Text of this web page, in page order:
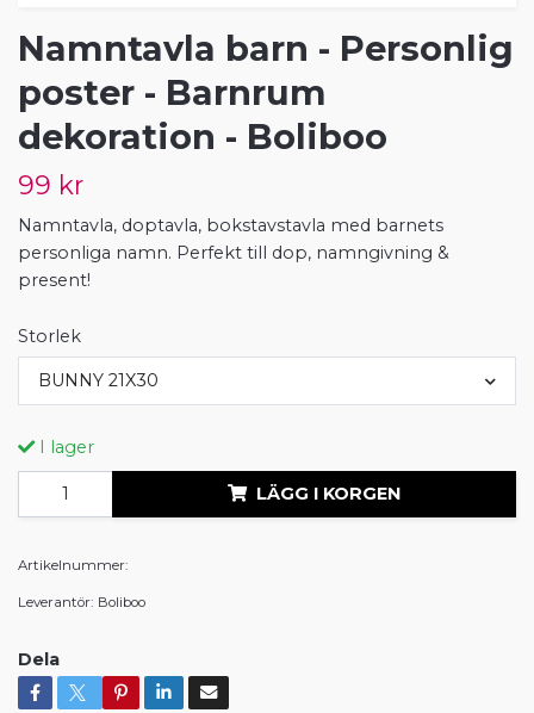
Namntavla barn - Personlig
poster - Barnrum
dekoration - Boliboo
99 kr
Namntavla, doptavla, bokstavstavla med barnets
personliga namn. Perfekt till dop, namngivning &
present!
Storlek
BUNNY 21X30
I lager
LÄGG I KORGEN
Artikelnummer:
Leverantör: Boliboo
Dela